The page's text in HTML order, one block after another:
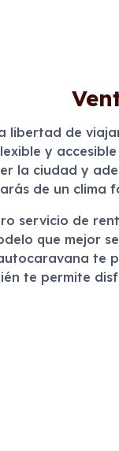
libertad de
y
la ciudad y
de un clima
servicio de
que mejor
te
te permite